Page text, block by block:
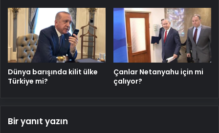
Dünya barışında kilit ülke
Türkiye mi?
Çanlar Netanyahu için mi
çalıyor?
Bir yanıt yazın